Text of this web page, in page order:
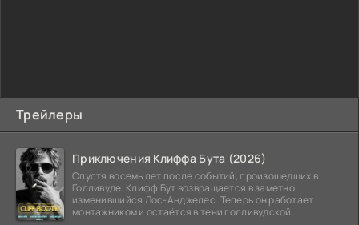
Трейлеры
Приключения Клиффа Бута (2026)
Спустя восемь лет после событий, произошедших в
Голливуде, Клифф Бут возвращается в заметно
изменившийся Лос-Анджелес. Теперь он работает
монтажником и остаётся в тени голливудской